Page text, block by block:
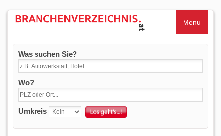
Menu
Was suchen Sie?
Wo?
Umkreis